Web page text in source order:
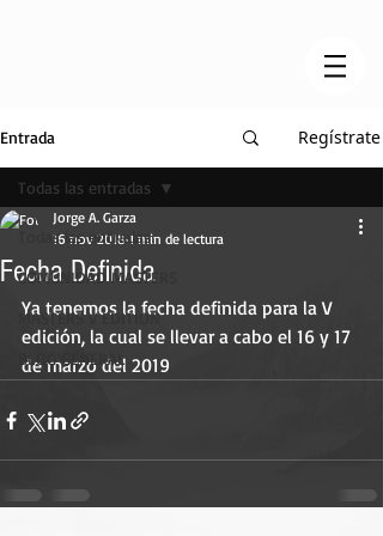
Entrada Regístrate
Todas las entradas
COMUNIDAD MASTERS
MASTERS V EDITION
BLOG GENERAL
Todas las entradas
Fecha Definida
Jorge A. Garza
16 nov 2018 1 min de lectura
Ya tenemos la fecha definida para la V
edición, la cual se llevar a cabo el 16 y 17
de marzo del 2019